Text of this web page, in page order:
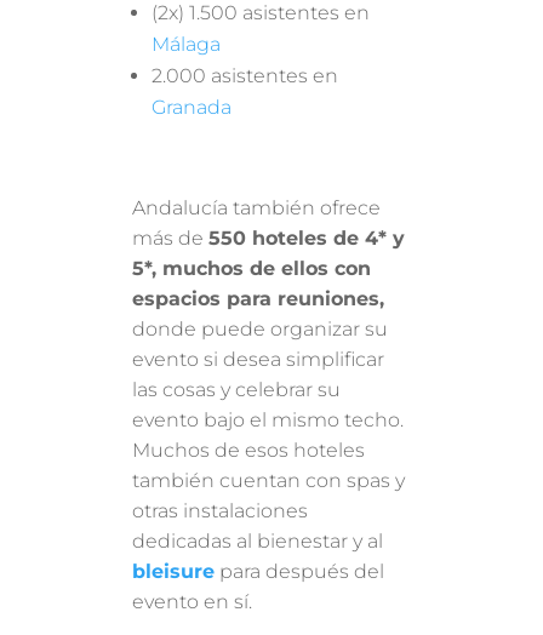
(2x) 1.500 asistentes en
Málaga
2.000 asistentes en
Granada
Andalucía también ofrece
más de550 hoteles de 4* y
5*, muchos de ellos con
espacios para reuniones,
donde puede organizar su
evento si desea simplificar
las cosas y celebrar su
evento bajo el mismo techo.
Muchos de esos hoteles
también cuentan con spas y
otras instalaciones
dedicadas al bienestar y al
bleisure para después del
evento en sí.